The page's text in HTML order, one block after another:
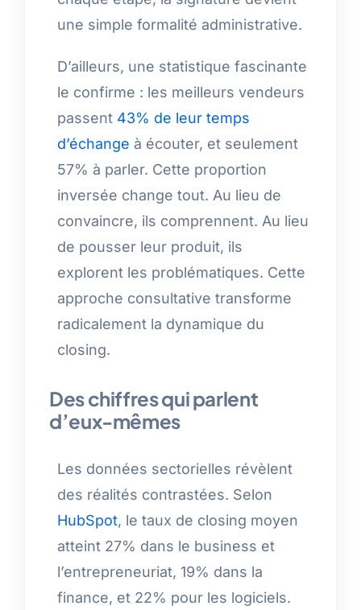
une simple formalité administrative.
D’ailleurs, une statistique fascinante
le confirme : les meilleurs vendeurs
passent 43% de leur temps
d’échange à écouter, et seulement
57% à parler. Cette proportion
inversée change tout. Au lieu de
convaincre, ils comprennent. Au lieu
de pousser leur produit, ils
explorent les problématiques. Cette
approche consultative transforme
radicalement la dynamique du
closing.
Des chiffres qui parlent
d’eux-mêmes
Les données sectorielles révèlent
des réalités contrastées. Selon
HubSpot, le taux de closing moyen
atteint 27% dans le business et
l’entrepreneuriat, 19% dans la
finance, et 22% pour les logiciels.